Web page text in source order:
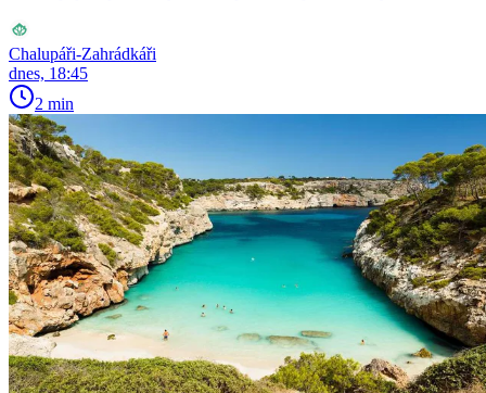
Chalupáři-Zahrádkáři
dnes, 18:45
2 min